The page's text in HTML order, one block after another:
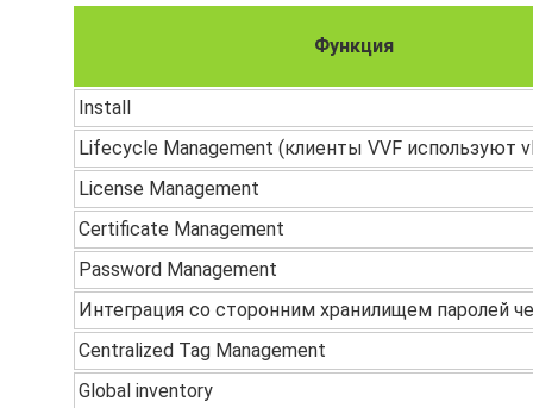
Функция
Install
Lifecycle Management (клиенты VVF используют
License Management
Certificate Management
Password Management
Интеграция со сторонним хранилищем паролей
Centralized Tag Management
Global inventory